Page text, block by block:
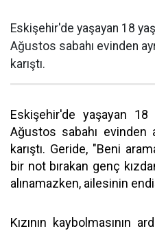
Eskişehir'de yaşayan 18
Ağustos sabahı evinden
karıştı.
Eskişehir'de yaşayan
Ağustos sabahı evinden
karıştı. Geride, "Beni
bir not bırakan genç
alınamazken, ailesinin
Kızının kaybolmasının